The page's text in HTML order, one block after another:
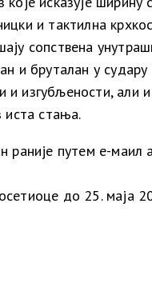
и тактилна
сопствена
и бруталан у
изгубљености, али
иста стања.
раније путем е-
до 25. маја